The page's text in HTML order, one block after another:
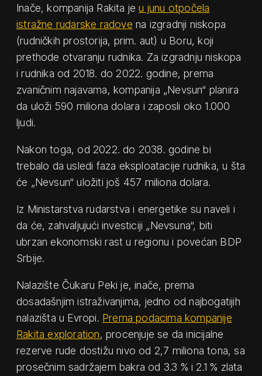
Inače, kompanija Rakita jeu junu otpočela
istražne rudarske radove na izgradnji niskopa
(rudničkih prostorija, prim. aut) u Boru, koji
prethode otvaranju rudnika. Za izgradnju niskopa
i rudnika od 2018. do 2022. godine, prema
zvaničnim najavama, kompanija „Nevsun“ planira
da uloži 590 miliona dolara i zaposli oko 1.000
ljudi.
Nakon toga, od 2022. do 2038. godine bi
trebalo da usledi faza eksploatacije rudnika, u šta
će „Nevsun“ uložiti još 457 miliona dolara.
Iz Ministarstva rudarstva i energetike su naveli i
da će, zahvaljujući investiciji „Nevsuna“, biti
ubrzan ekonomski rast u regionu i povećan BDP
Srbije.
Nalazište Čukaru Peki je, inače, prema
dosadašnjim istraživanjima, jedno od najbogatijih
nalazišta u Evropi. Prema podacima kompanije
Rakita exploration, procenjuje se da inicijalne
rezerve rude dostižu nivo od 2,7 miliona tona, sa
prosečnim sadržajem bakra od 3.3 % i 2.1 % zlata